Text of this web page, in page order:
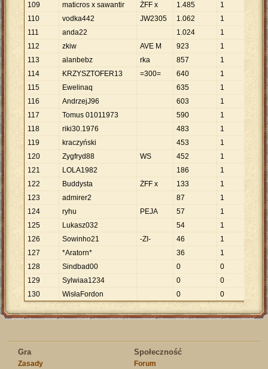
109
maticros x sawantir ŻFF x 1.485 1
110
vodka442 JW2305 1.062 1 .062
111
anda22 1.024 1
024
112
zkiw AVE M 923 1
923
113
alanbebz rka 857 1
857
114
KRZYSZTOFER13 =300= 640 1
640
115
Ewelinaq 635 1
116
AndrzejJ96 603 1
603
117
Tomus 01011973 590 1
590
118
riki30.1976 483 1
119
kraczyński 453 1
120
Zygfryd88 WS 452 1
121
LOLA1982 186 1
186
122
Buddysta ŻFF x 133 1
123
admirer2 87 1
87
124
ryhu PEJA 57 1
125
Lukasz032 54 1
54
126
Sowinho21 -ZI- 46 1
46
127
*Aratorn* 36 1
36
128
Sindbad00 0
0
129
Sylwiaa1234 0
0
130
WisłaFordon 0 0
Gra
Zasady
Społeczność
Forum